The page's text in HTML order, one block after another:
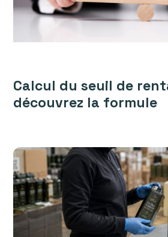
Calcul du seuil de
découvrez la formule